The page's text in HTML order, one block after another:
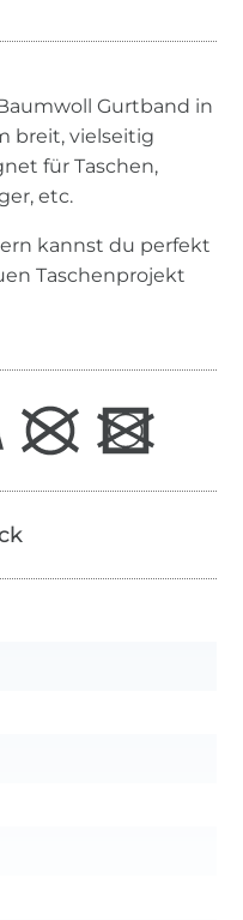
Gurtband in
breit, vielseitig
für Taschen,
etc.
kannst du perfekt
Taschenprojekt